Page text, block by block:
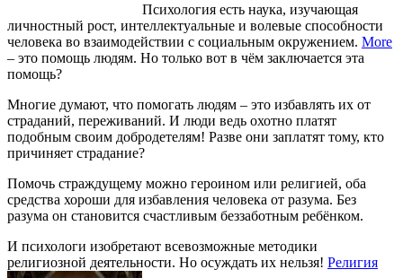
Психология есть наука, изучающая
личностный рост, интеллектуальные и волевые способности
человека во взаимодействии с социальным окружением. More
– это помощь людям. Но только вот в чём заключается эта
помощь?
Многие думают, что помогать людям – это избавлять их от
страданий, переживаний. И люди ведь охотно платят
подобным своим добродетелям! Разве они заплатят тому, кто
причиняет страдание?
Помочь страждущему можно героином или религией, оба
средства хороши для избавления человека от разума. Без
разума он становится счастливым беззаботным ребёнком.
И психологи изобретают всевозможные методики
религиозной деятельности. Но осуждать их нельзя! Религия